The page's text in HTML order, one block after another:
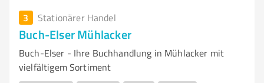
3 Stationärer Handel
Buch-Elser Mühlacker
Buch-Elser - Ihre Buchhandlung in Mühlacker mit
vielfältigem Sortiment